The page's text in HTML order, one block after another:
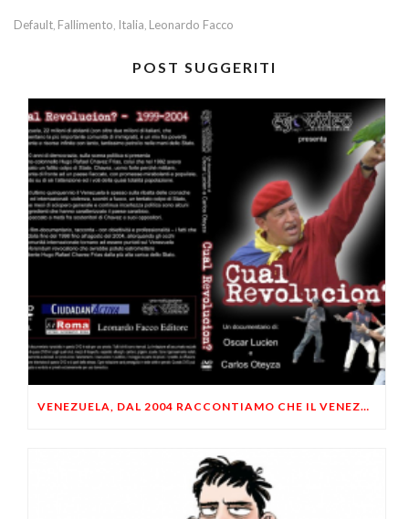
Default Fallimento Italia Leonardo Facco
POST SUGGERITI
VENEZUELA, DAL 2004 RACCONTIAMO CHE IL VENEZUELA SAREBBE DIVENTATA DITTATURA